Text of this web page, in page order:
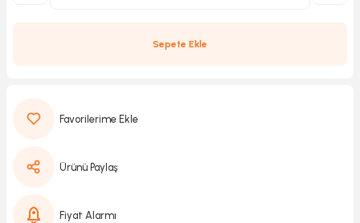
Sepete Ekle
Ürünü Paylaş
Fiyat Alarmı